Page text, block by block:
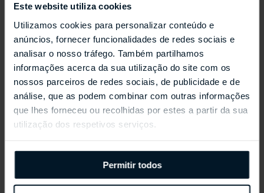
Este website utiliza cookies
Utilizamos cookies para personalizar conteúdo e
anúncios, fornecer funcionalidades de redes sociais e
analisar o nosso tráfego. Também partilhamos
informações acerca da sua utilização do site com os
nossos parceiros de redes sociais, de publicidade e de
análise, que as podem combinar com outras informações
que lhes forneceu ou recolhidas por estes a partir da sua
utilização dos respetivos serviços.
Permitir todos
Coleções Selecionadas